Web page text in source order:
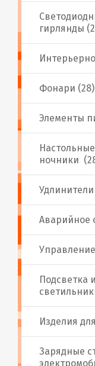
Фонари (28)
Аварийное
ночники
Подсветка
Изделия
гирлянды
Элементы
Зарядные